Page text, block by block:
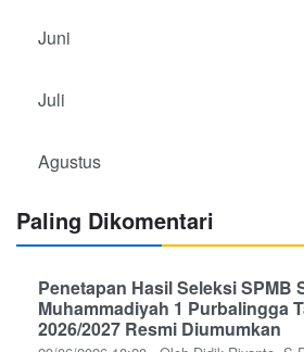
Juni
Juli
Agustus
Paling Dikomentari
Penetapan Hasil Seleksi SPMB
Muhammadiyah 1 Purbalingga
2026/2027 Resmi Diumumkan